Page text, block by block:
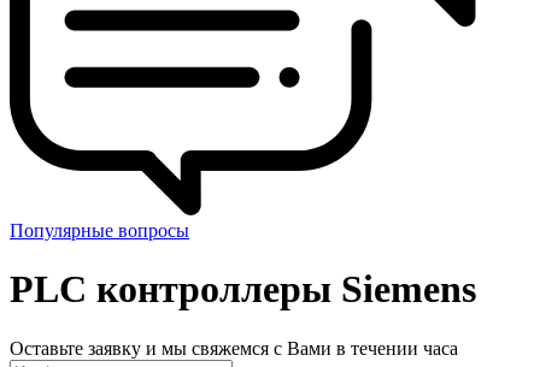
Популярные вопросы
PLC контроллеры Siemens
Оставьте заявку и мы свяжемся с Вами в течении часа